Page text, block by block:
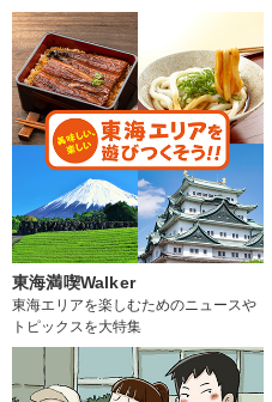
東海満喫Walker
東海エリアを楽しむためのニュースや
トピックスを大特集